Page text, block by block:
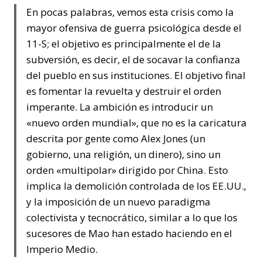
En pocas palabras, vemos esta crisis como la
mayor ofensiva de guerra psicológica desde el
11-S; el objetivo es principalmente el de la
subversión, es decir, el de socavar la confianza
del pueblo en sus instituciones. El objetivo final
es fomentar la revuelta y destruir el orden
imperante. La ambición es introducir un
«nuevo orden mundial», que no es la caricatura
descrita por gente como Alex Jones (un
gobierno, una religión, un dinero), sino un
orden «multipolar» dirigido por China. Esto
implica la demolición controlada de los EE.UU.,
y la imposición de un nuevo paradigma
colectivista y tecnocrático, similar a lo que los
sucesores de Mao han estado haciendo en el
Imperio Medio.